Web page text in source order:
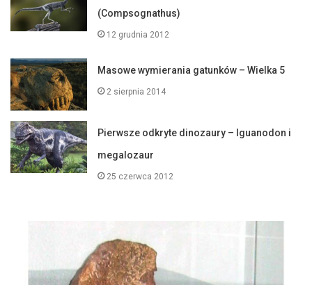
(Compsognathus)
12 grudnia 2012
Masowe wymierania gatunków – Wielka 5
2 sierpnia 2014
Pierwsze odkryte dinozaury – Iguanodon i
megalozaur
25 czerwca 2012